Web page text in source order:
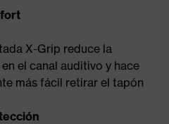
X-Grip reduce la
el canal auditivo y hace
más fácil retirar el tapón